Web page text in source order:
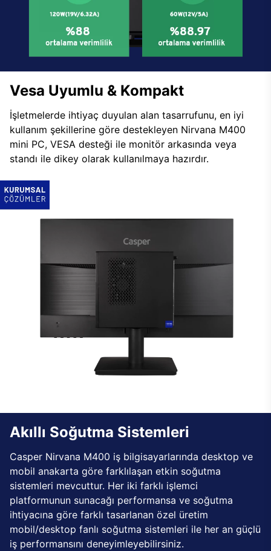
Vesa Uyumlu & Kompakt
İşletmelerde ihtiyaç duyulan alan tasarrufunu, en iyi
kullanım şekillerine göre destekleyen Nirvana M400
mini PC, VESA desteği ile monitör arkasında veya
standı ile dikey olarak kullanılmaya hazırdır.
Akıllı Soğutma Sistemleri
Casper Nirvana M400 iş bilgisayarlarında desktop ve
mobil anakarta göre farklılaşan etkin soğutma
sistemleri mevcuttur. Her iki farklı işlemci
platformunun sunacağı performansa ve soğutma
ihtiyacına göre farklı tasarlanan özel üretim
mobil/desktop fanlı soğutma sistemleri ile her an güçlü
iş performansını deneyimleyebilirsiniz.